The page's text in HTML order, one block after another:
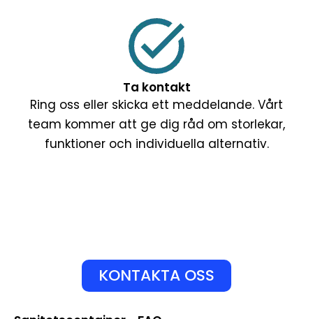
Ta kontakt
Ring oss eller skicka ett meddelande. Vårt
team kommer att ge dig råd om storlekar,
funktioner och individuella alternativ.
KONTAKTA OSS